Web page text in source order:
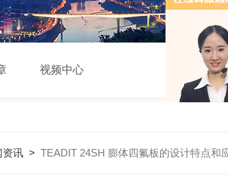
视频中心
资讯> TEADIT 24SH 膨体四氟板的设计特点和